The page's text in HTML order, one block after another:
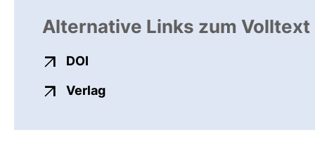
Alternative Links zum Volltext
DOI
Verlagexterner Link, öffnet neues